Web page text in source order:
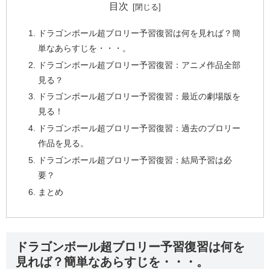
目次
ドラゴンボール超ブロリー予習復習は何を見れば？簡
単なあらすじを・・・。
ドラゴンボール超ブロリー予習復習：アニメ作品全部
見る？
ドラゴンボール超ブロリー予習復習：最近の劇場版を
見る！
ドラゴンボール超ブロリー予習復習：過去のブロリー
作品を見る。
ドラゴンボール超ブロリー予習復習：結局予習は必
要？
まとめ
ドラゴンボール超ブロリー予習復習は何を
見れば？簡単なあらすじを・・・。